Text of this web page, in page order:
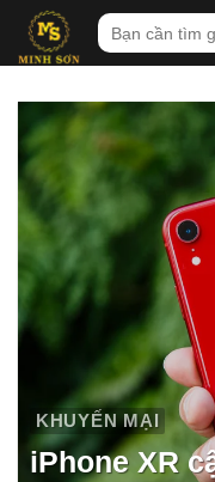
content
Tìm
kiếm:
KHUYẾN MẠI
iPhone XR